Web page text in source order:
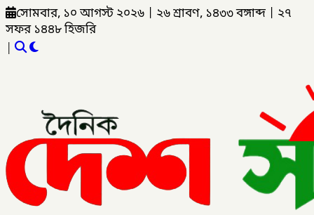
সোমবার, ১০ আগস্ট ২০২৬ ২৬ শ্রাবণ, ১৪৩৩ বঙ্গাব্দ
২৭
সফর ১৪৪৮ হিজরি
|